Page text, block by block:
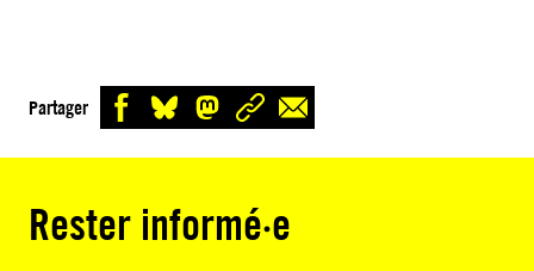
Partager
Rester informé·e